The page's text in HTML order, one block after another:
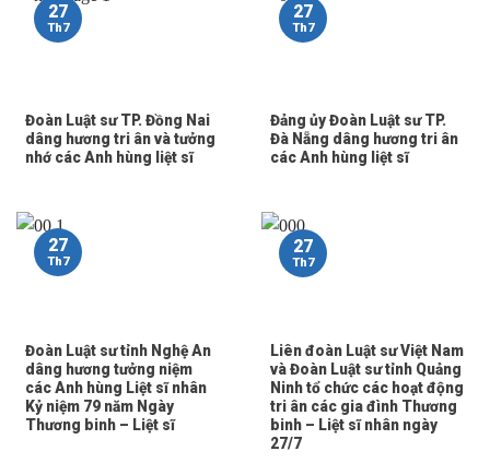
Đoàn Luật sư TP. Đồng Nai
dâng hương tri ân và tưởng
nhớ các Anh hùng liệt sĩ
27
Th7
Đảng ủy Đoàn Luật sư TP.
Đà Nẵng dâng hương tri ân
các Anh hùng liệt sĩ
27
Th7
Đoàn Luật sư tỉnh Nghệ An
dâng hương tưởng niệm
các Anh hùng Liệt sĩ nhân
Kỷ niệm 79 năm Ngày
Thương binh – Liệt sĩ
27
Th7
Liên đoàn Luật sư Việt Nam
và Đoàn Luật sư tỉnh Quảng
Ninh tổ chức các hoạt động
tri ân các gia đình Thương
binh – Liệt sĩ nhân ngày
27/7
27
Th7